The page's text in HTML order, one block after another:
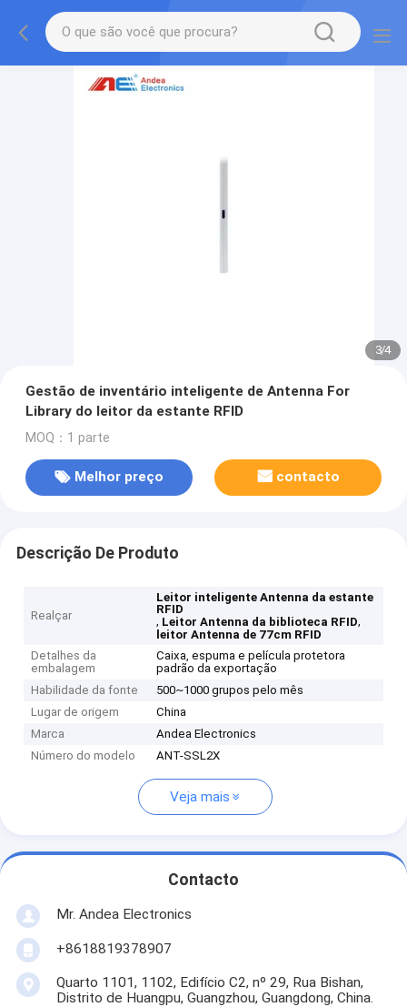
3/4
Gestão de inventário inteligente de Antenna For
Library do leitor da estante RFID
MOQ：1 parte
Melhor preço contacto
Descrição De Produto
Realçar
Leitor inteligente Antenna da estante
RFID
, Leitor Antenna da biblioteca RFID,
leitor Antenna de 77cm RFID
Detalhes da
embalagem
Caixa, espuma e película protetora
padrão da exportação
Habilidade da fonte
500~1000 grupos pelo mês
Lugar de origem
China
Marca
Andea Electronics
Número do modelo
ANT-SSL2X
Veja mais
Contacto
Mr. Andea Electronics
+8618819378907
Quarto 1101, 1102, Edifício C2, nº 29, Rua Bishan,
Distrito de Huangpu, Guangzhou, Guangdong, China.